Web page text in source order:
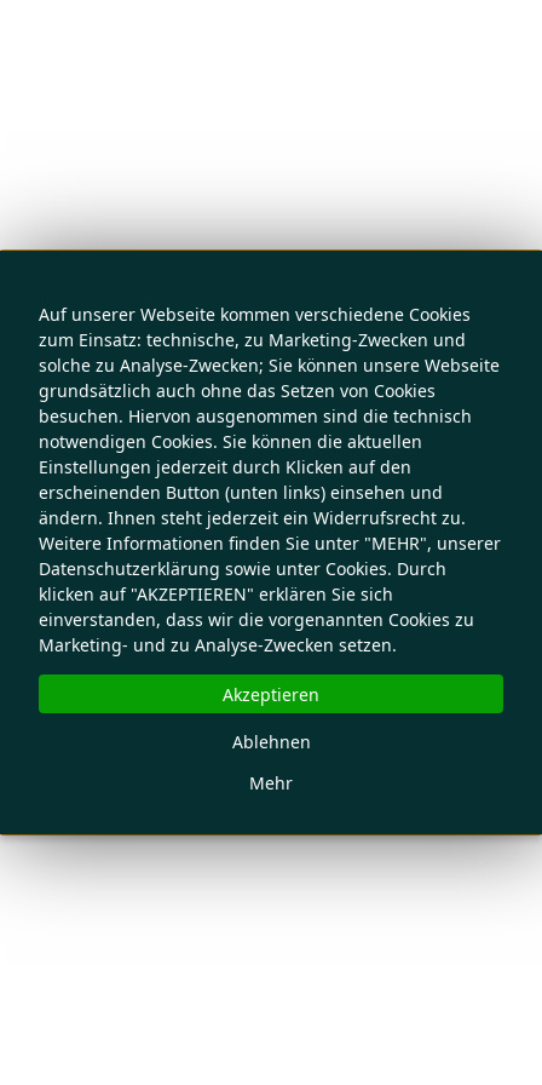
Auf unserer Webseite kommen verschiedene Cookies
zum Einsatz: technische, zu Marketing-Zwecken und
solche zu Analyse-Zwecken; Sie können unsere Webseite
grundsätzlich auch ohne das Setzen von Cookies
besuchen. Hiervon ausgenommen sind die technisch
notwendigen Cookies. Sie können die aktuellen
Einstellungen jederzeit durch Klicken auf den
erscheinenden Button (unten links) einsehen und
ändern. Ihnen steht jederzeit ein Widerrufsrecht zu.
Weitere Informationen finden Sie unter "MEHR", unserer
Datenschutzerklärung sowie unter Cookies. Durch
klicken auf "AKZEPTIEREN" erklären Sie sich
einverstanden, dass wir die vorgenannten Cookies zu
Marketing- und zu Analyse-Zwecken setzen.
Mehr
Ablehnen
Akzeptieren